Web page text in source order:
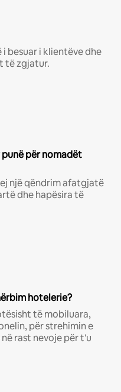
besuar i klientëve dhe
të zgjatur.
për nomadët
një qëndrim afatgjatë
dhe hapësira të
hotelerie?
të mobiluara,
për strehimin e
rast nevoje për t'u